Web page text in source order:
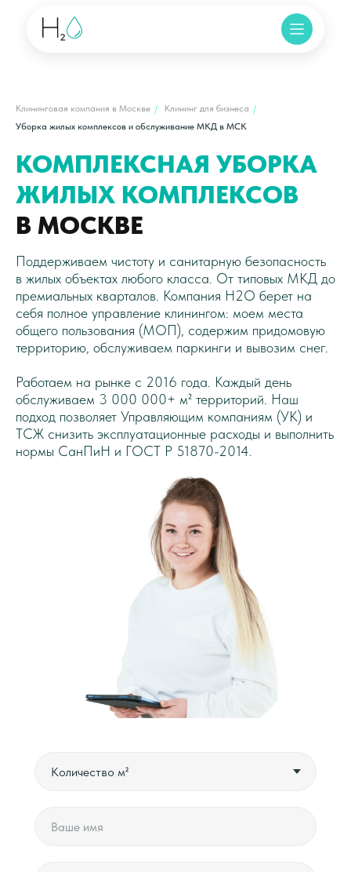
Клининговая компания в Москве / Клининг для бизнеса /
Уборка жилых комплексов и обслуживание МКД в МСК
КОМПЛЕКСНАЯ УБОРКА
ЖИЛЫХ КОМПЛЕКСОВ
В МОСКВЕ
Поддерживаем чистоту и санитарную безопасность
в жилых объектах любого класса. От типовых МКД до
премиальных кварталов. Компания H2O берет на
себя полное управление клинингом: моем места
общего пользования (МОП), содержим придомовую
территорию, обслуживаем паркинги и вывозим снег.
Работаем на рынке с 2016 года. Каждый день
обслуживаем 3 000 000+ м² территорий. Наш
подход позволяет Управляющим компаниям (УК) и
ТСЖ снизить эксплуатационные расходы и выполнить
нормы СанПиН и ГОСТ Р 51870-2014.